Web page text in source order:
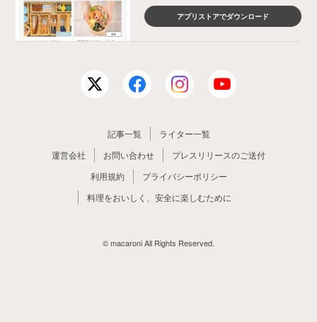
アプリストアでダウンロード
記事一覧
ライター一覧
運営会社
お問い合わせ
プレスリリースのご送付
利用規約
プライバシーポリシー
料理をおいしく、安全に楽しむために
© macaroni All Rights Reserved.